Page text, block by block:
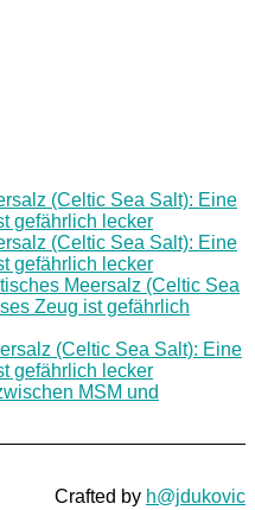
(Celtic Sea Salt): Eine
gefährlich lecker
(Celtic Sea Salt): Eine
gefährlich lecker
Meersalz (Celtic Sea
Zeug ist gefährlich
(Celtic Sea Salt): Eine
gefährlich lecker
MSM und
Crafted by h@jdukovic